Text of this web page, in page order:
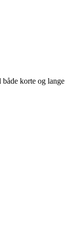
korte og lange